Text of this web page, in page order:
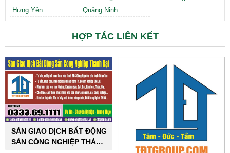
Hưng Yên
Quảng Ninh
HỢP TÁC LIÊN KẾT
SÀN GIAO DỊCH BẤT ĐỘNG
SẢN CÔNG NGHIỆP THÀNH